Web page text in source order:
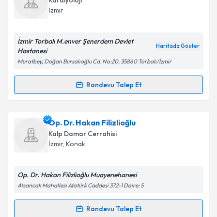
takvim hazırlandığında e-posta ile bilgilendireceğiz.
Kişisel verilerimin işlenmesine ilişkinAydınlatma
'ni okudum ve kişisel verilerimin belirtilen
kapsamda işlenmesini kabul ediyorum.
Takvim Talebini Gönder
İzmir
İzmir Torbalı M.enver Şenerdem Devlet
Hastanesi
Haritada Göster
Muratbey, Doğan Bursalıoğlu Cd. No:20, 35860 Torbalı/İzmir
Randevu Talep Et
Randevu Takvimi Talebi
Uzm. Dr. Yalçın Özkurtiçin randevu takvimi talebi
oluşturun. Size bu uzmandan randevu almanız için bir
takvim hazırlandığında e-posta ile bilgilendireceğiz.
Kişisel verilerimin işlenmesine ilişkin
Op. Dr. Hakan Filizlioğlu
Kalp Damar Cerrahisi
İzmir, Konak
Op. Dr. Hakan Filizlioğlu Muayenehanesi
Alsancak Mahallesi Atatürk Caddesi 372-1 Daire: 5
Randevu Talep Et
Randevu Takvimi Talebi